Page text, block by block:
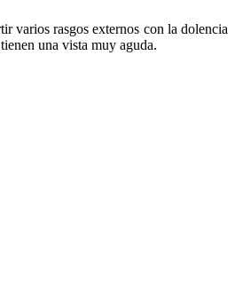
varios rasgos externos con la dolencia
una vista muy aguda.